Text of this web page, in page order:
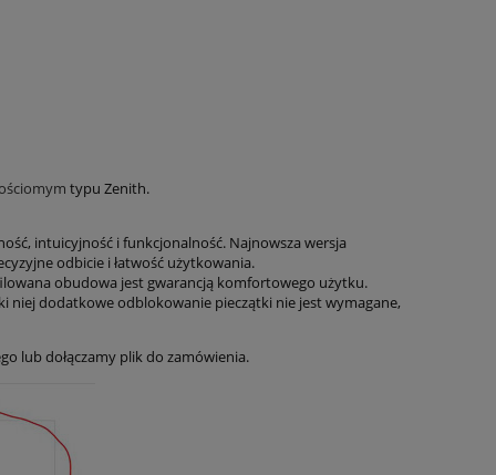
typu Zenith.
intuicyjność i funkcjonalność. Najnowsza wersja
odbicie i łatwość użytkowania.
obudowa jest gwarancją komfortowego użytku.
niej dodatkowe odblokowanie pieczątki nie jest wymagane,
lub dołączamy plik do zamówienia.